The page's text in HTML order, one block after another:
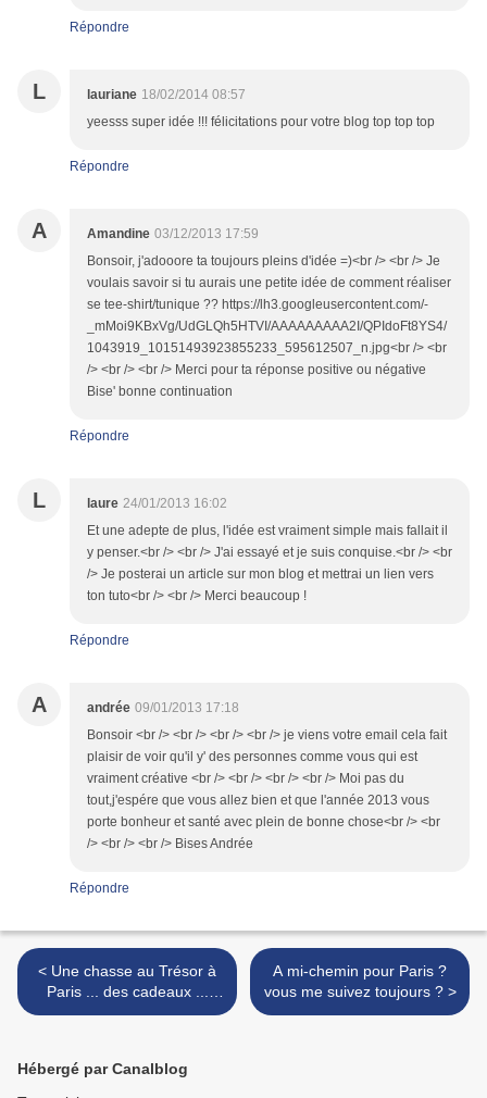
Répondre
L lauriane 18/02/2014 08:57
yeesss super idée !!! félicitations pour votre blog top top top
Répondre
A Amandine 03/12/2013 17:59
Bonsoir, j'adooore ta toujours pleins d'idée =)<br /> <br /> Je
voulais savoir si tu aurais une petite idée de comment réaliser
se tee-shirt/tunique ?? https://lh3.googleusercontent.com/-
_mMoi9KBxVg/UdGLQh5HTVI/AAAAAAAAA2I/QPIdoFt8YS4/
1043919_10151493923855233_595612507_n.jpg<br /> <br
/> <br /> <br /> Merci pour ta réponse positive ou négative
Bise' bonne continuation
Répondre
L laure 24/01/2013 16:02
Et une adepte de plus, l'idée est vraiment simple mais fallait il
y penser.<br /> <br /> J'ai essayé et je suis conquise.<br /> <br
/> Je posterai un article sur mon blog et mettrai un lien vers
ton tuto<br /> <br /> Merci beaucoup !
Répondre
A andrée 09/01/2013 17:18
Bonsoir <br /> <br /> <br /> <br /> je viens votre email cela fait
plaisir de voir qu'il y' des personnes comme vous qui est
vraiment créative <br /> <br /> <br /> <br /> Moi pas du
tout,j'espére que vous allez bien et que l'année 2013 vous
porte bonheur et santé avec plein de bonne chose<br /> <br
/> <br /> <br /> Bises Andrée
Répondre
< Une chasse au Trésor à
Paris ... des cadeaux ...
avec moi, ça vous dit ?
A mi-chemin pour Paris ?
vous me suivez toujours ? >
Hébergé par Canalblog